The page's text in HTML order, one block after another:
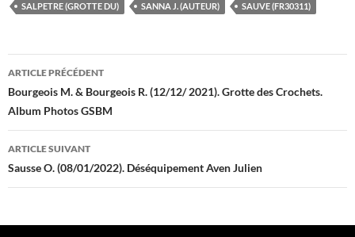
SALPETRE (GROTTE DU)
SANNA J. (AUTEUR) SAUVE (FR30311)
Navigation
des
articles
ARTICLE PRÉCÉDENT
Bourgeois M. & Bourgeois R. (12/12/ 2021). Grotte des Crochets.
Album Photos GSBM
ARTICLE SUIVANT
Sausse O. (08/01/2022). Déséquipement Aven Julien